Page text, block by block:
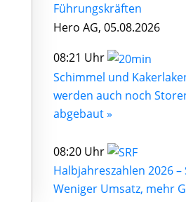
Führungskräften
Hero AG, 05.08.2026
08:21 Uhr
Schimmel und
werden auch noch
abgebaut »
08:20 Uhr
Halbjahreszahlen 2026 –
Weniger Umsatz, mehr